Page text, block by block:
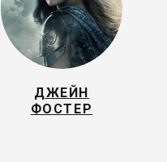
ДЖЕЙН
ФОСТЕР